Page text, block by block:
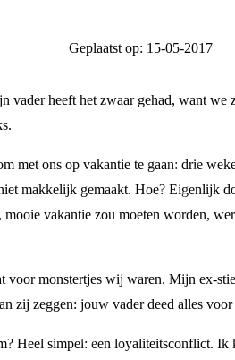
Geplaatst op: 15-05-2017
heeft het zwaar gehad, want we
met ons op vakantie te gaan: drie
makkelijk gemaakt. Hoe? Eigenlijk
vakantie zou moeten worden,
monstertjes wij waren. Mijn ex-
zij zeggen: jouw vader deed alles
Heel simpel: een loyaliteitsconflict.